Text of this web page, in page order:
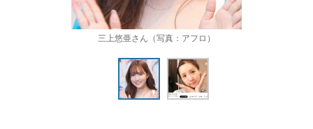
三上悠亜さん（写真：アフロ）